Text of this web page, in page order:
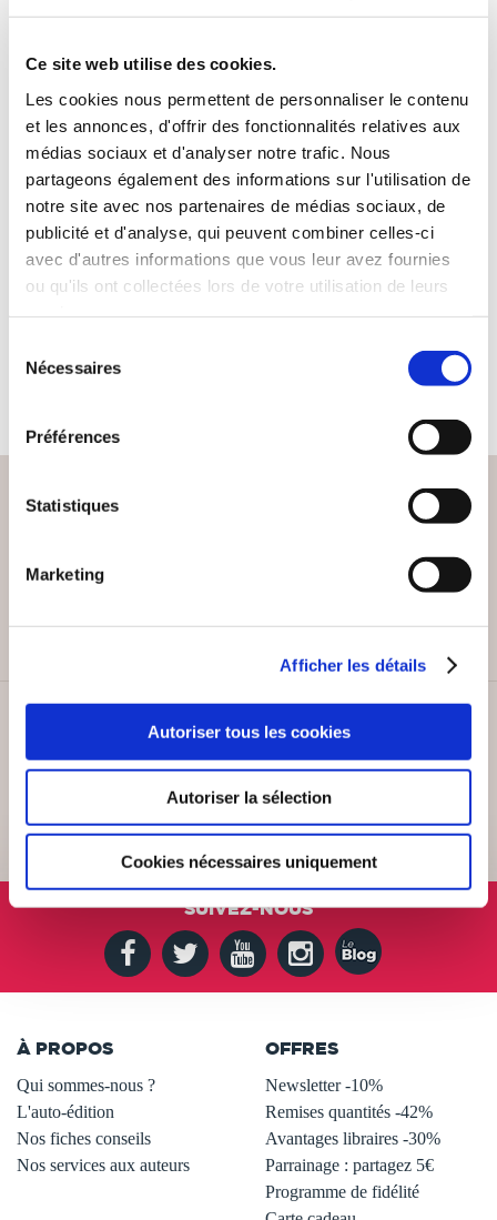
Ce site web utilise des cookies.
Les cookies nous permettent de personnaliser le contenu
et les annonces, d'offrir des fonctionnalités relatives aux
médias sociaux et d'analyser notre trafic. Nous
partageons également des informations sur l'utilisation de
notre site avec nos partenaires de médias sociaux, de
publicité et d'analyse, qui peuvent combiner celles-ci
avec d'autres informations que vous leur avez fournies
ou qu'ils ont collectées lors de votre utilisation de leurs
Nécessaires
Préférences
Statistiques
Marketing
Afficher les détails
Autoriser tous les cookies
Autoriser la sélection
Cookies nécessaires uniquement
(0 avis)
LE DOUDOU DE
BIDULE
(0 avis)
LA NAISSANCE DE
BIDULE
SERVICE CLIENT
Lundi au vendredi, 10-12h / 14-16h
SUIVEZ-NOUS
À PROPOS
Qui sommes-nous ?
L'auto-édition
Nos fiches conseils
Nos services aux auteurs
OFFRES
Newsletter -10%
Remises quantités -42%
Avantages libraires -30%
Parrainage : partagez 5€
Programme de fidélité